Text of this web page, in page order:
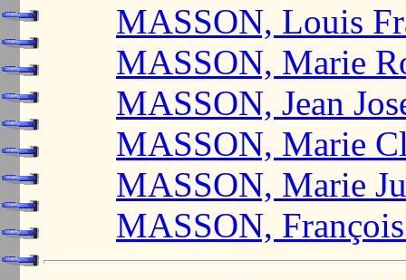
MASSON, Louis
MASSON, Marie
MASSON, Jean
MASSON, Marie
MASSON, Marie
MASSON,